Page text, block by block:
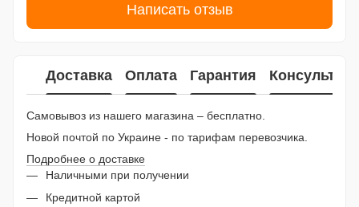
Написать отзыв
Доставка Оплата Гарантия
Самовывоз из нашего магазина – бесплатно.
Новой почтой по Украине - по тарифам перевозчика.
Подробнее о доставке
Наличными при получении
Кредитной картой